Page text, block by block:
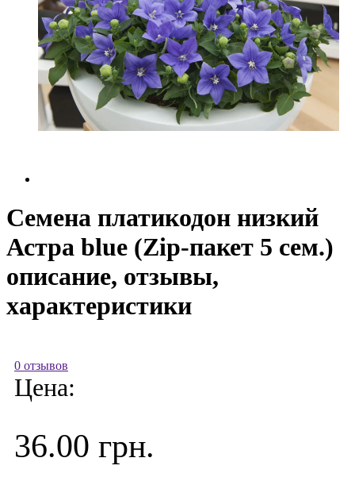
Семена платикодон низкий
Астра blue (Zip-пакет 5 сем.)
описание, отзывы,
характеристики
0 отзывов
Цена:
36.00 грн.